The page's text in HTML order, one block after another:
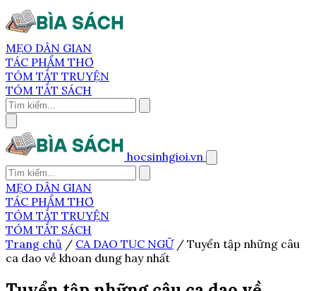
MẸO DÂN GIAN
TÁC PHẨM THƠ
TÓM TẮT TRUYỆN
TÓM TẮT SÁCH
hocsinhgioi.vn
MẸO DÂN GIAN
TÁC PHẨM THƠ
TÓM TẮT TRUYỆN
TÓM TẮT SÁCH
Trang chủ / CA DAO TỤC NGỮ / Tuyển tập những câu
ca dao về khoan dung hay nhất